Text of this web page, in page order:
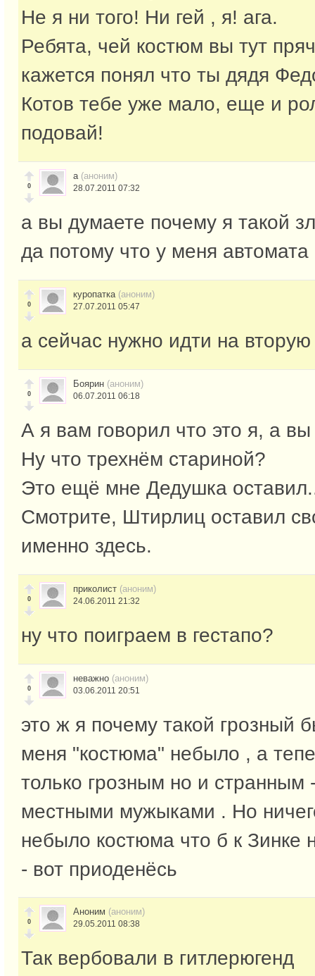
Не я ни того! Ни гей , я! ага.
Ребята, чей костюм вы тут
кажется понял что ты дядя
Котов тебе уже мало, еще и
подовай!
0
а (аноним)
28.07.2011 07:32
а вы думаете почему я такой
да потому что у меня
0
куропатка (аноним)
27.07.2011 05:47
а сейчас нужно идти на вторую
0
Боярин (аноним)
06.07.2011 06:18
А я вам говорил что это я, а
Ну что трехнём стариной?
Это ещё мне Дедушка
Смотрите, Штирлиц оставил
именно здесь.
0
приколист (аноним)
24.06.2011 21:32
ну что поиграем в гестапо?
0
неважно (аноним)
03.06.2011 20:51
это ж я почему такой грозный
меня "костюма" небыло , а
только грозным но и странным
местными мужыками . Но
небыло костюма что б к Зинке
- вот приоденёсь
0
Аноним (аноним)
29.05.2011 08:38
Так вербовали в гитлерюгенд